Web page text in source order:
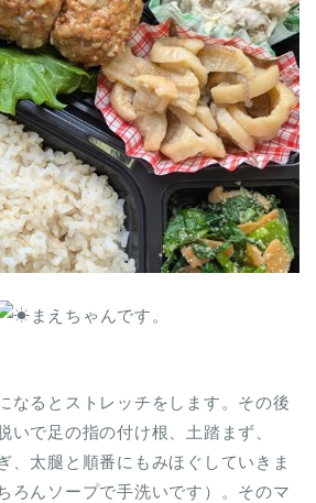
まえちゃんです。
なるとストレッチをします。その後
いで足の指の付け根、土踏まず、
、太腿と順番にもみほぐしていきま
ろんソープで手洗いです）。そのマ